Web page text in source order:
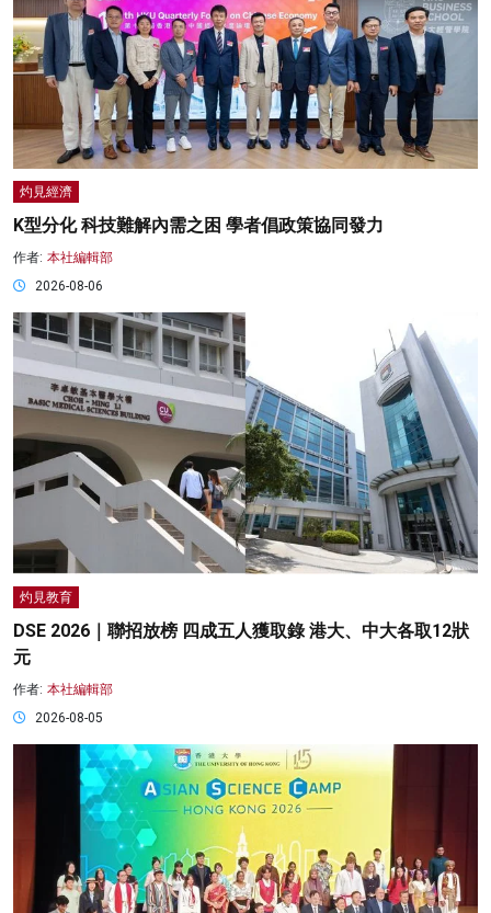
灼見經濟
K型分化 科技難解內需之困 學者倡政策協同發力
作者: 本社編輯部
2026-08-06
灼見教育
DSE 2026｜聯招放榜 四成五人獲取錄 港大、中大各取12狀
元
作者: 本社編輯部
2026-08-05